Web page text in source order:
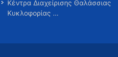
Κέντρα Διαχείρισης Θαλάσσιας
Κυκλοφορίας …